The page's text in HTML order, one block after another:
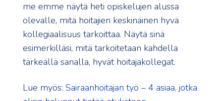
me emme näytä heti opiskelujen alussa
olevalle, mitä hoitajien keskinäinen hyvä
kollegiaalisuus tarkoittaa. Näytä sinä
esimerkilläsi, mitä tarkoitetaan kahdella
tärkeällä sanalla, hyvät hoitajakollegat.
Lue myös: Sairaanhoitajan työ – 4 asiaa, jotka